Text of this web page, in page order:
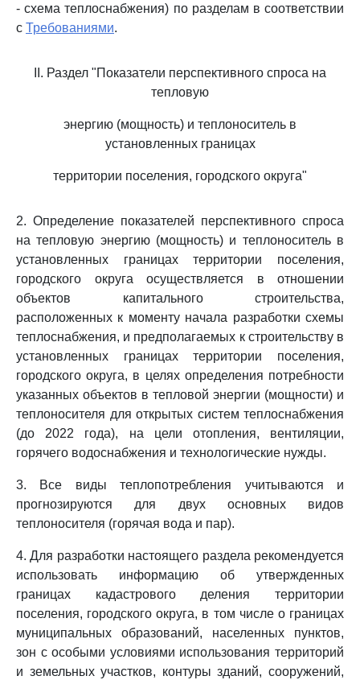
- схема теплоснабжения) по разделам в соответствии
с Требованиями.
II. Раздел "Показатели перспективного спроса на
тепловую
энергию (мощность) и теплоноситель в
установленных границах
территории поселения, городского округа"
2. Определение показателей перспективного спроса
на тепловую энергию (мощность) и теплоноситель в
установленных границах территории поселения,
городского округа осуществляется в отношении
объектов капитального строительства,
расположенных к моменту начала разработки схемы
теплоснабжения, и предполагаемых к строительству в
установленных границах территории поселения,
городского округа, в целях определения потребности
указанных объектов в тепловой энергии (мощности) и
теплоносителя для открытых систем теплоснабжения
(до 2022 года), на цели отопления, вентиляции,
горячего водоснабжения и технологические нужды.
3. Все виды теплопотребления учитываются и
прогнозируются для двух основных видов
теплоносителя (горячая вода и пар).
4. Для разработки настоящего раздела рекомендуется
использовать информацию об утвержденных
границах кадастрового деления территории
поселения, городского округа, в том числе о границах
муниципальных образований, населенных пунктов,
зон с особыми условиями использования территорий
и земельных участков, контуры зданий, сооружений,